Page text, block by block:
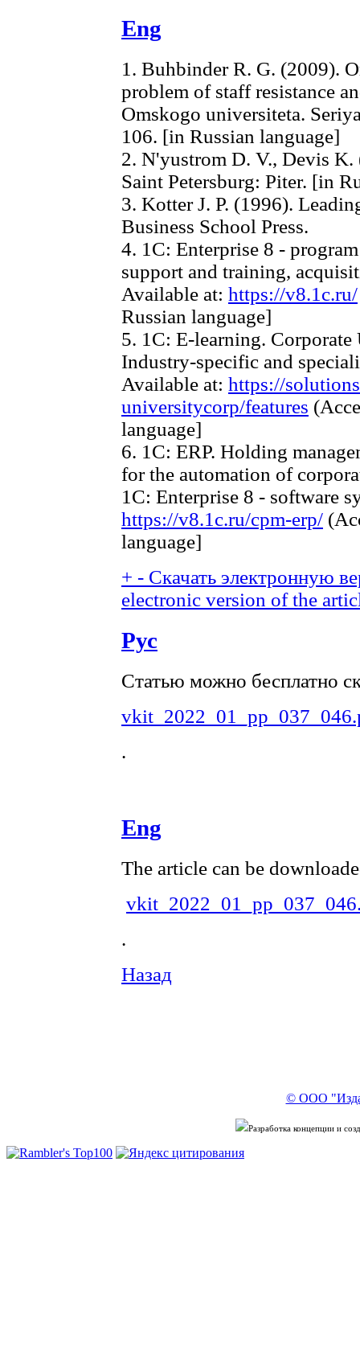
Eng
1. Buhbinder R. G. (2009).
problem of staff resistance
Omskogo universiteta.
106. [in Russian language]
2. N'yustrom D. V., Devis
Saint Petersburg: Piter. [in
3. Kotter J. P. (1996).
Business School Press.
4. 1C: Enterprise 8 -
support and training,
Available at: https://v8.1c.ru/
Russian language]
5. 1C: E-learning.
Industry-specific and
Available at: https://
universitycorp/features
language]
6. 1C: ERP. Holding
for the automation of
1C: Enterprise 8 - software
https://v8.1c.ru/cpm-erp/
language]
+ - Скачать электронную
electronic version of the
Рус
Статью можно бесплатно
.
Eng
The article can be
.
Назад
© ООО
Разработка концепции и